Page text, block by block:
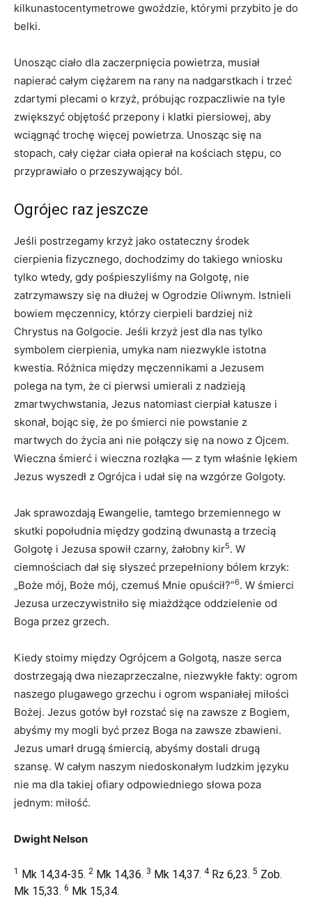
kilkunastocentymetrowe gwoździe, którymi przybito je do
belki.
Unosząc ciało dla zaczerpnięcia powietrza, musiał
napierać całym ciężarem na rany na nadgarstkach i trzeć
zdartymi plecami o krzyż, próbując rozpaczliwie na tyle
zwiększyć objętość przepony i klatki piersiowej, aby
wciągnąć trochę więcej powietrza. Unosząc się na
stopach, cały ciężar ciała opierał na kościach stępu, co
przyprawiało o przeszywający ból.
Ogrójec raz jeszcze
Jeśli postrzegamy krzyż jako ostateczny środek
cierpienia fizycznego, dochodzimy do takiego wniosku
tylko wtedy, gdy pośpieszyliśmy na Golgotę, nie
zatrzymawszy się na dłużej w Ogrodzie Oliwnym. Istnieli
bowiem męczennicy, którzy cierpieli bardziej niż
Chrystus na Golgocie. Jeśli krzyż jest dla nas tylko
symbolem cierpienia, umyka nam niezwykle istotna
kwestia. Różnica między męczennikami a Jezusem
polega na tym, że ci pierwsi umierali z nadzieją
zmartwychwstania, Jezus natomiast cierpiał katusze i
skonał, bojąc się, że po śmierci nie powstanie z
martwych do życia ani nie połączy się na nowo z Ojcem.
Wieczna śmierć i wieczna rozłąka — z tym właśnie lękiem
Jezus wyszedł z Ogrójca i udał się na wzgórze Golgoty.
Jak sprawozdają Ewangelie, tamtego brzemiennego w
skutki popołudnia między godziną dwunastą a trzecią
Golgotę i Jezusa spowił czarny, żałobny kir5. W
ciemnościach dał się słyszeć przepełniony bólem krzyk:
„Boże mój, Boże mój, czemuś Mnie opuścił?”6. W śmierci
Jezusa urzeczywistniło się miażdżące oddzielenie od
Boga przez grzech.
Kiedy stoimy między Ogrójcem a Golgotą, nasze serca
dostrzegają dwa niezaprzeczalne, niezwykłe fakty: ogrom
naszego plugawego grzechu i ogrom wspaniałej miłości
Bożej. Jezus gotów był rozstać się na zawsze z Bogiem,
abyśmy my mogli być przez Boga na zawsze zbawieni.
Jezus umarł drugą śmiercią, abyśmy dostali drugą
szansę. W całym naszym niedoskonałym ludzkim języku
nie ma dla takiej ofiary odpowiedniego słowa poza
jednym: miłość.
Dwight Nelson
1 Mk 14,34-35. 2 Mk 14,36. 3 Mk 14,37. 4Rz 6,23. 5 Zob.
Mk 15,33. 6 Mk 15,34.